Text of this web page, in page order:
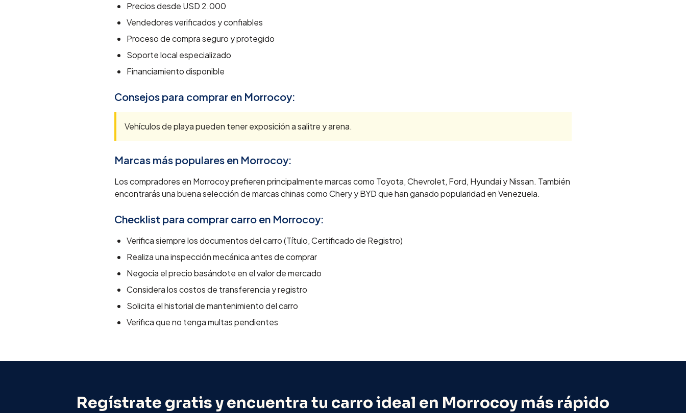
Precios desde USD 2.000
Vendedores verificados y confiables
Proceso de compra seguro y protegido
Soporte local especializado
Financiamiento disponible
Consejos para comprar en Morrocoy:
Vehículos de playa pueden tener exposición a salitre y arena.
Marcas más populares en Morrocoy:
Los compradores en Morrocoy prefieren principalmente marcas como Toyota, Chevrolet, Ford, Hyundai y Nissan. También
encontrarás una buena selección de marcas chinas como Chery y BYD que han ganado popularidad en Venezuela.
Checklist para comprar carro en Morrocoy:
Verifica siempre los documentos del carro (Título, Certificado de Registro)
Realiza una inspección mecánica antes de comprar
Negocia el precio basándote en el valor de mercado
Considera los costos de transferencia y registro
Solicita el historial de mantenimiento del carro
Verifica que no tenga multas pendientes
Regístrate gratis y encuentra tu carro ideal en Morrocoy más rápido